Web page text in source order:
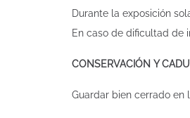
Durante la exposición
En caso de dificultad de
CONSERVACIÓN Y
Guardar bien cerrado en